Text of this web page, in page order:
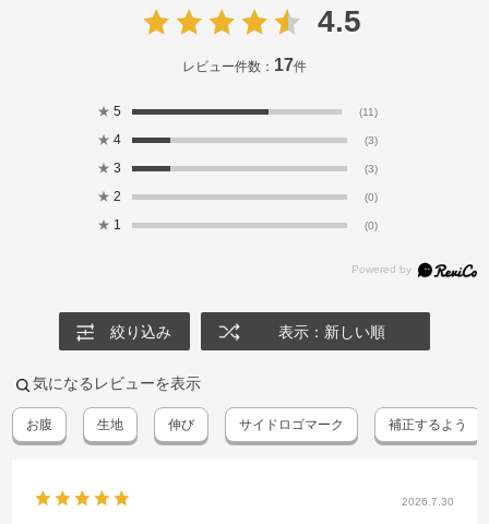
4.5
レビュー件数： 17件
★ 5 (11)
★ 4 (3)
★ 3 (3)
★ 2 (0)
★ 1 (0)
絞り込み 表示：新しい順
気になるレビューを表示
お腹 生地 伸び サイドロゴマーク 補正するよう
2026.7.30